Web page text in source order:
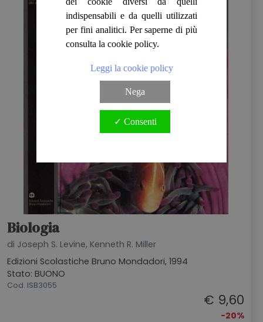
Biologia
di Joseph S. Levine, Kenneth R. Miller
Edizioni Scolastiche Bruno Mondadori, 1994
Stato: BUONO
Cod. ISB3055
€ 9,60
-20%
indispensabili e da quelli utilizzati
per fini analitici. Per saperne di più
consulta la cookie policy.
Leggi la cookie policy
Nega
✓ Consenti